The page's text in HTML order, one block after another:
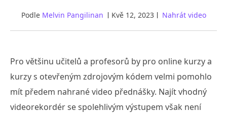
Podle Melvin Pangilinan Kvě 12, 2023 Nahrát video
Pro většinu učitelů a profesorů by pro online kurzy a
kurzy s otevřeným zdrojovým kódem velmi pomohlo
mít předem nahrané video přednášky. Najít vhodný
videorekordér se spolehlivým výstupem však není